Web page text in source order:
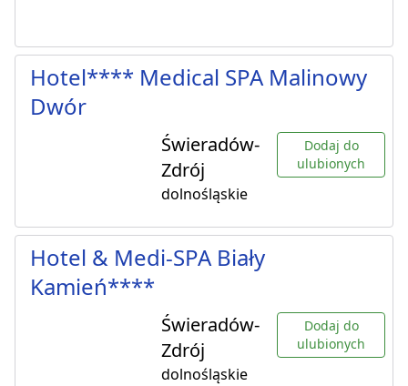
Hotel**** Medical SPA Malinowy
Dwór
Świeradów-
Zdrój
dolnośląskie
Dodaj do
ulubionych
Hotel & Medi-SPA Biały
Kamień****
Świeradów-
Zdrój
dolnośląskie
Dodaj do
ulubionych